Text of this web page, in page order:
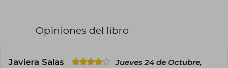
trazado por otros y caí en una gran depresión.
autenticidad y sabiduría femenina. Esta empezó
Opiniones del libro
Javiera Salas
Jueves 24 de Octubre,